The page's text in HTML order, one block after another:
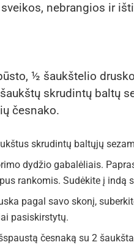
nebrangios ir
½ šaukštelio
skrudintų baltų
česnako.
skrudintų baltųjų
dydžio gabalėliais.
rankomis. Sudėkite į indą
pagal savo skonį,
pasiskirstytų.
česnaką su 2